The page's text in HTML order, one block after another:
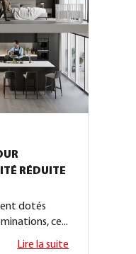
RÉDUITE
dotés
ce...
Lire la suite